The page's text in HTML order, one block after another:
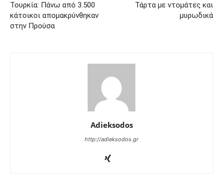
Τουρκία: Πάνω από 3.500
κάτοικοι απομακρύνθηκαν
στην Προύσα
Τάρτα με ντομάτες και
μυρωδικά
Adieksodos
http://adieksodos.gr